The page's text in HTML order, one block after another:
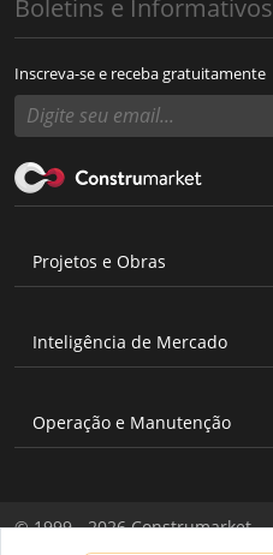
Boletins e Informativos
Inscreva-se e receba gratuitamente
Projetos e Obras
Inteligência de Mercado
Operação e Manutenção
© 1999 - 2026 Construmarket